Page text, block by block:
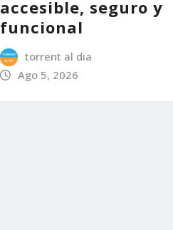
accesible, seguro y
funcional
torrent al dia
Ago 5, 2026